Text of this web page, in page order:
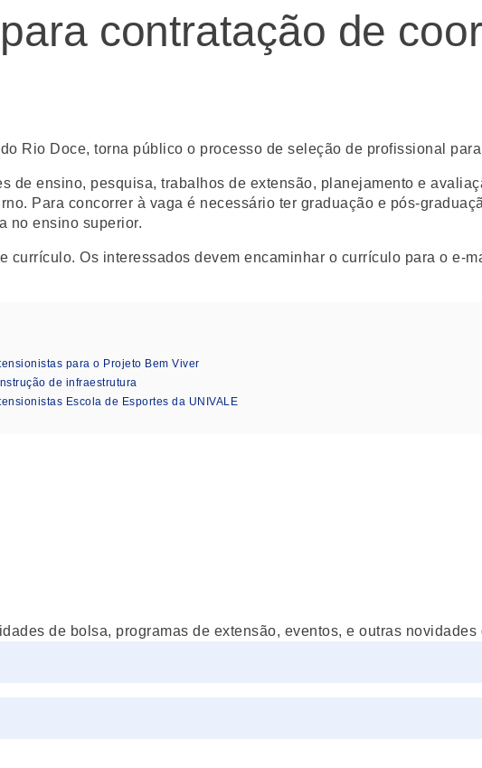
contratação de
Rio Doce, torna público o processo de seleção de profissional
de ensino, pesquisa, trabalhos de extensão, planejamento e
Para concorrer à vaga é necessário ter graduação e pós-
no ensino superior.
Os interessados devem encaminhar o currículo para o e-
para o Projeto Bem Viver
de infraestrutura
Escola de Esportes da UNIVALE
de bolsa, programas de extensão, eventos, e outras novidades